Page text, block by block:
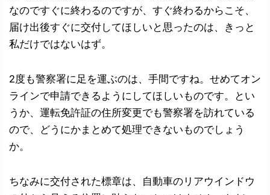
なのですぐに終わるのですが、すぐ終わるからこそ、
届け出後すぐに交付してほしいと思ったのは、きっと
私だけではないはず。
2度も警察署に足を運ぶのは、手間ですね。せめてオン
ラインで申請できるようにしてほしいものです。とい
うか、運転免許証の住所変更でも警察署を訪れている
ので、どうにかまとめて処理できないものでしょう
か。
ちなみに交付された標章は、自動車のリアウインドウ